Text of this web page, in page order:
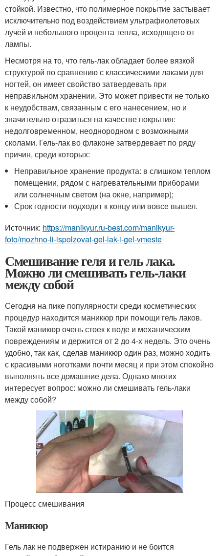
стойкой. Известно, что полимерное покрытие застывает
исключительно под воздействием ультрафиолетовых
лучей и небольшого процента тепла, исходящего от
лампы.
Несмотря на то, что гель-лак обладает более вязкой
структурой по сравнению с классическими лаками для
ногтей, он имеет свойство затвердевать при
неправильном хранении. Это может привести не только
к неудобствам, связанным с его нанесением, но и
значительно отразиться на качестве покрытия:
недолговременном, неоднородном с возможными
сколами. Гель-лак во флаконе затвердевает по ряду
причин, среди которых:
Неправильное хранение продукта: в слишком теплом
помещении, рядом с нагревательными приборами
или солнечным светом (на окне, например);
Срок годности подходит к концу или вовсе вышел.
Источник: https://manikyur.ru-best.com/manikyur-
foto/mozhno-li-ispolzovat-gel-lak-i-gel-vmeste
Смешивание геля и гель лака.
Можно ли смешивать гель-лаки
между собой
Сегодня на пике популярности среди косметических
процедур находится маникюр при помощи гель лаков.
Такой маникюр очень стоек к воде и механическим
повреждениям и держится от 2 до 4-х недель. Это очень
удобно, так как, сделав маникюр один раз, можно ходить
с красивыми ноготками почти месяц и при этом спокойно
выполнять все домашние дела. Однако многих
интересует вопрос: можно ли смешивать гель-лаки
между собой?
Процесс смешивания
Маникюр
Гель лак не подвержен истиранию и не боится